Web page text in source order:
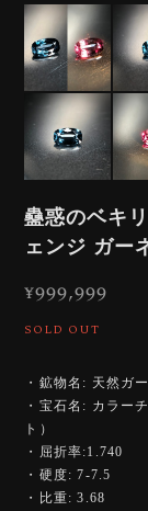
蠱惑のベキ
ェンジ ガー
¥999,999
SOLD OUT
・鉱物名: 天然ガ
・宝石名: カラー
ト）
・屈折率:1.740
・硬度: 7-7.5
・比重: 3.68